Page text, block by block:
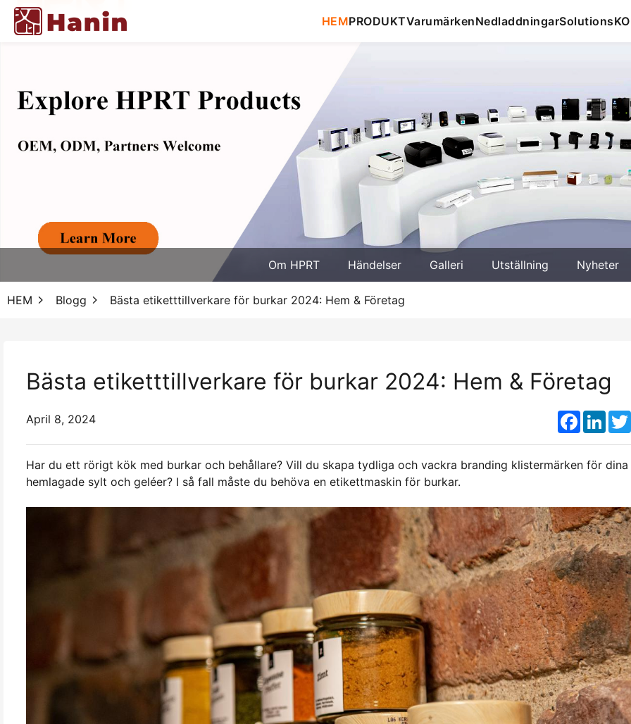
HEMPRODUKTVarumärkenNedladdningarSolutions
Om HPRT Händelser Galleri Utställning Nyheter
HEM Blogg Bästa etiketttillverkare för burkar 2024: Hem & Företag
Bästa etiketttillverkare för burkar 2024: Hem & Företag
April 8, 2024
Har du ett rörigt kök med burkar och behållare? Vill du skapa tydliga och vackra branding klistermärken för dina
hemlagade sylt och geléer? I så fall måste du behöva en etikettmaskin för burkar.